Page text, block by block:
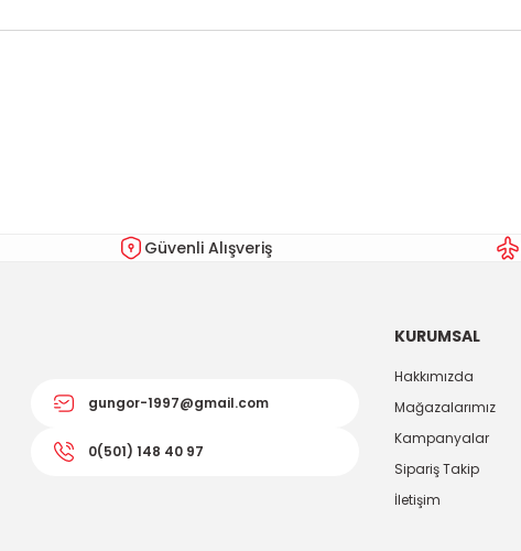
Ürün fiyatı diğer sitelerden daha pahalı.
Güvenli Alışveriş
gungor-1997@gmail.com
0(501) 148 40 97
KURUMSAL
Hakkımızda
Mağazalarımız
Kampanyalar
Sipariş Takip
İletişim